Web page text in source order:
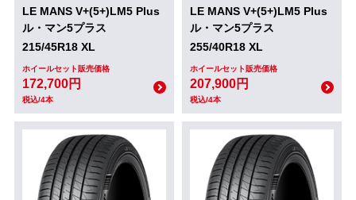
LE MANS V+(5+)LM5 Plus
ル・マン5プラス
215/45R18 XL
ホイールセット販売価格
172,700円
税込/4本
LE MANS V+(5+)LM5 Plus
ル・マン5プラス
255/40R18 XL
ホイールセット販売価格
207,900円
税込/4本